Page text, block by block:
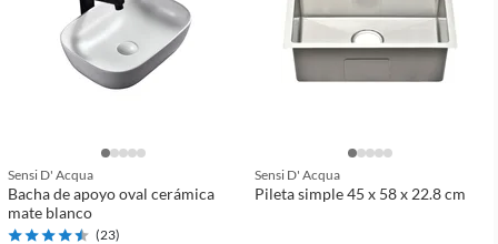
Sensi D' Acqua
Bacha de apoyo oval cerámica
mate blanco
(23)
Sensi D' Acqua
Pileta simple 45 x 58 x 22.8 cm